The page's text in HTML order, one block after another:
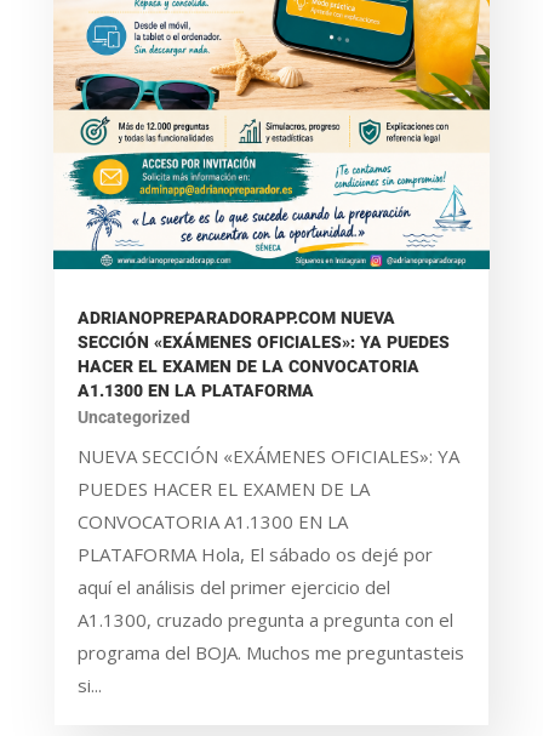
ADRIANOPREPARADORAPP.COM NUEVA
SECCIÓN «EXÁMENES OFICIALES»: YA PUEDES
HACER EL EXAMEN DE LA CONVOCATORIA
A1.1300 EN LA PLATAFORMA
Uncategorized
NUEVA SECCIÓN «EXÁMENES OFICIALES»: YA
PUEDES HACER EL EXAMEN DE LA
CONVOCATORIA A1.1300 EN LA
PLATAFORMA Hola, El sábado os dejé por
aquí el análisis del primer ejercicio del
A1.1300, cruzado pregunta a pregunta con el
programa del BOJA. Muchos me preguntasteis
si...